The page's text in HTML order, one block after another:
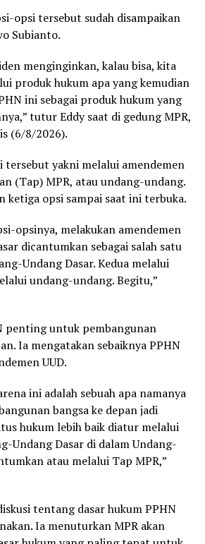
opsi tersebut sudah disampaikan
Subianto.
menginginkan, kalau bisa, kita
produk hukum apa yang kemudian
ini sebagai produk hukum yang
tutur Eddy saat di gedung MPR,
(6/8/2026).
yakni melalui amendemen
(Tap) MPR, atau undang-undang.
ketiga opsi sampai saat ini terbuka.
opsinya, melakukan amendemen
dicantumkan sebagai salah satu
Undang Dasar. Kedua melalui
undang-undang. Begitu,”
penting untuk pembangunan
Ia mengatakan sebaiknya PPHN
UUD.
ini adalah sebuah apa namanya
bangsa ke depan jadi
hukum lebih baik diatur melalui
Undang Dasar di dalam Undang-
atau melalui Tap MPR,”
tentang dasar hukum PPHN
Ia menuturkan MPR akan